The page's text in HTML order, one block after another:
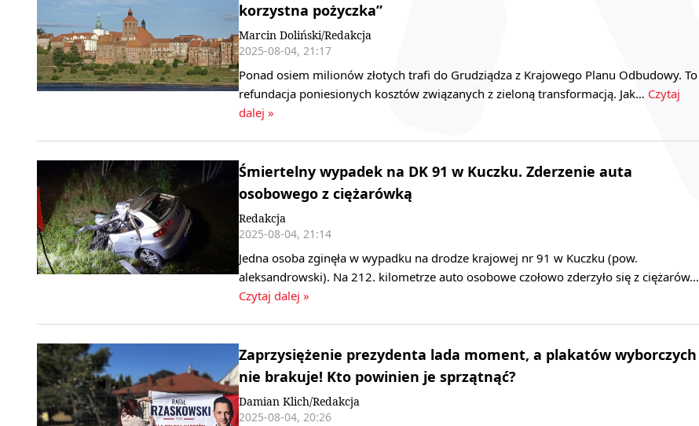
korzystna pożyczka”
Marcin Doliński/Redakcja
2025-08-04, 21:17
Ponad osiem milionów złotych trafi do Grudziądza z Krajowego Planu Odbudowy. To
refundacja poniesionych kosztów związanych z zieloną transformacją. Jak… Czytaj
dalej »
Śmiertelny wypadek na DK 91 w Kuczku. Zderzenie auta
osobowego z ciężarówką
Redakcja
2025-08-04, 21:14
Jedna osoba zginęła w wypadku na drodze krajowej nr 91 w Kuczku (pow.
aleksandrowski). Na 212. kilometrze auto osobowe czołowo zderzyło się z ciężarów…
Czytaj dalej »
Zaprzysiężenie prezydenta lada moment, a plakatów wyborczych
nie brakuje! Kto powinien je sprzątnąć?
Damian Klich/Redakcja
2025-08-04, 20:26